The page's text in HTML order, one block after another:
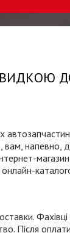
З
напевно,
магазин
онлайн-
Після